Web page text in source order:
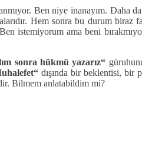
Ben niye inanayım. Daha
Hem sonra bu durum
istemiyorum ama beni
sonra hükmü yazarız“
dışında bir beklentisi, bir
Bilmem anlatabildim mi?